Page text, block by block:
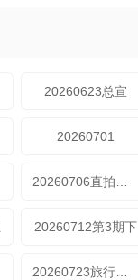
20260623总宣
20260701
20260712第3期下